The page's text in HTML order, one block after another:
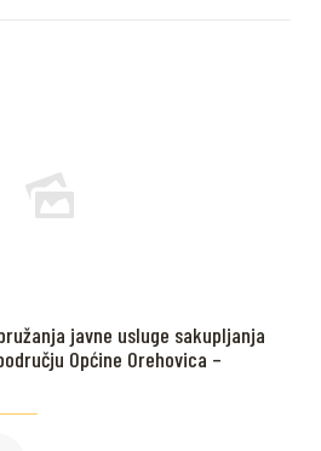
javne usluge sakupljanja
Općine Orehovica –